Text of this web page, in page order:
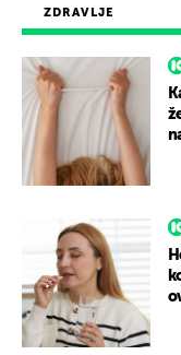
ZDRAVLJE